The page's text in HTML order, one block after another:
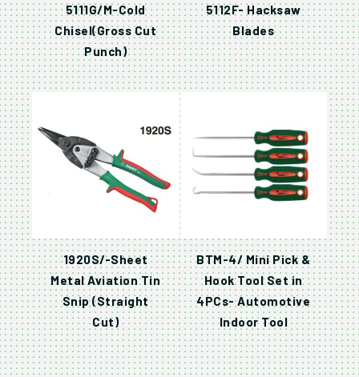
5111G/M-Cold
Chisel(Gross Cut
Punch)
5112F- Hacksaw
Blades
1920S/-Sheet
Metal Aviation Tin
Snip (Straight
Cut)
BTM-4/ Mini Pick &
Hook Tool Set in
4PCs- Automotive
Indoor Tool